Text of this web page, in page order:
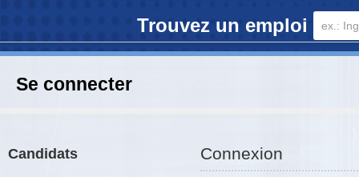
Trouvez un emploi
Se connecter
Candidats Connexion